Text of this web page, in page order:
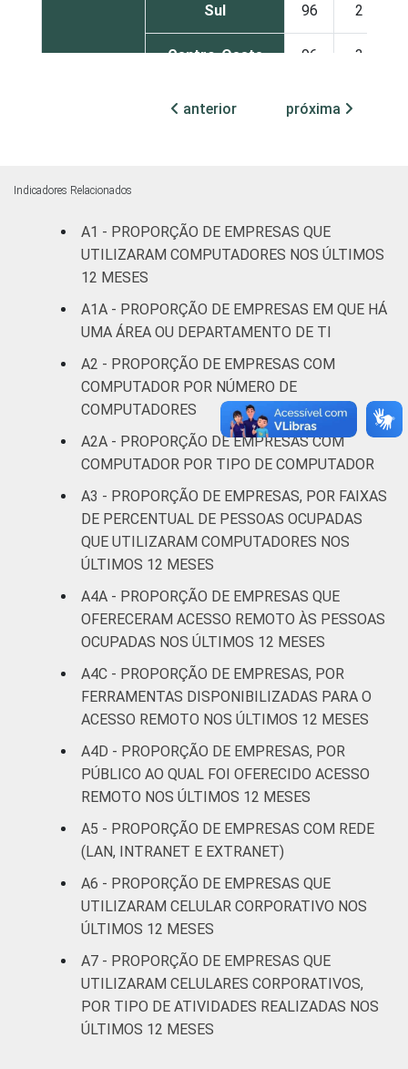
Sul 96 2
Centro-Oeste 96 3
Indústria de
96
reparação de
veículos
motocicletas
98 1
Transporte,
armazenagem e
comunicações
94
Alojamento e
alimentação
95
Informação e
Comunicação
95 4
Atividades
imobiliárias;
Atividades
profissionais,
científicas e
técnicas;
Atividades
administrativas
e serviços
complementares
Artes, cultura,
esporte e
recreação,
atividades de
serviços
* Base: 6977 empresas que declararam
utilizar computador, com 10 ou mais pessoas
ocupadas e que constituem os seguintes
segmentos da CNAE 2.0 (C, F, G, H, I, J, L, M,
anterior próxima
Indicadores Relacionados
A1 - PROPORÇÃO DE EMPRESAS QUE
UTILIZARAM COMPUTADORES NOS ÚLTIMOS
12 MESES
A1A - PROPORÇÃO DE EMPRESAS EM QUE HÁ
UMA ÁREA OU DEPARTAMENTO DE TI
A2 - PROPORÇÃO DE EMPRESAS COM
COMPUTADOR POR NÚMERO DE
COMPUTADORES
A2A - PROPORÇÃO DE EMPRESAS COM
COMPUTADOR POR TIPO DE COMPUTADOR
A3 - PROPORÇÃO DE EMPRESAS, POR FAIXAS
DE PERCENTUAL DE PESSOAS OCUPADAS
QUE UTILIZARAM COMPUTADORES NOS
ÚLTIMOS 12 MESES
A4A - PROPORÇÃO DE EMPRESAS QUE
OFERECERAM ACESSO REMOTO ÀS PESSOAS
OCUPADAS NOS ÚLTIMOS 12 MESES
A4C - PROPORÇÃO DE EMPRESAS, POR
FERRAMENTAS DISPONIBILIZADAS PARA O
ACESSO REMOTO NOS ÚLTIMOS 12 MESES
A4D - PROPORÇÃO DE EMPRESAS, POR
PÚBLICO AO QUAL FOI OFERECIDO ACESSO
REMOTO NOS ÚLTIMOS 12 MESES
A5 - PROPORÇÃO DE EMPRESAS COM REDE
(LAN, INTRANET E EXTRANET)
A6 - PROPORÇÃO DE EMPRESAS QUE
UTILIZARAM CELULAR CORPORATIVO NOS
ÚLTIMOS 12 MESES
A7 - PROPORÇÃO DE EMPRESAS QUE
UTILIZARAM CELULARES CORPORATIVOS,
POR TIPO DE ATIVIDADES REALIZADAS NOS
ÚLTIMOS 12 MESES